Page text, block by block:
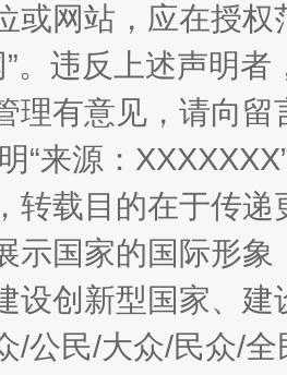
化重塑工作
或网站，应在授
。违反上述声明
理有意见，请向
“来源：
转载目的在于传
示国家的国际形
设创新型国家、
/公民/大众/民众/